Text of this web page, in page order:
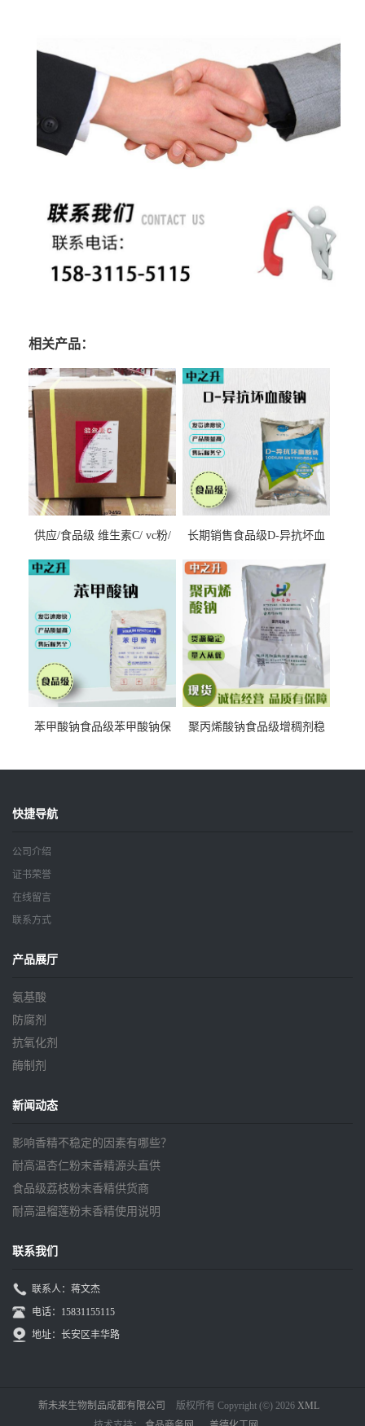
相关产品：
供应/食品级 维生素C/ vc粉/
长期销售食品级D-异抗坏血
苯甲酸钠食品级苯甲酸钠保
聚丙烯酸钠食品级增稠剂稳
快捷导航
公司介绍
证书荣誉
在线留言
联系方式
产品展厅
氨基酸
防腐剂
抗氧化剂
酶制剂
新闻动态
影响香精不稳定的因素有哪些？
耐高温杏仁粉末香精源头直供
食品级荔枝粉末香精供货商
耐高温榴莲粉末香精使用说明
联系我们
联系人：蒋文杰
电话：15831155115
地址：长安区丰华路
新未来生物制品成都有限公司 版权所有 Copyright (©) 2026 XML